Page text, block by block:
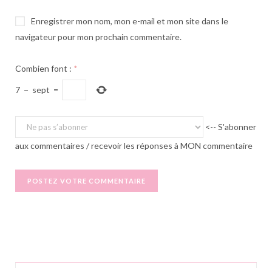
Enregistrer mon nom, mon e-mail et mon site dans le
navigateur pour mon prochain commentaire.
Combien font : *
7 − sept =
<-- S'abonner
aux commentaires / recevoir les réponses à MON commentaire